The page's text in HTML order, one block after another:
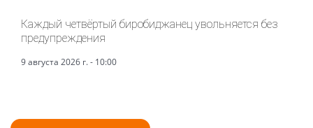
Каждый четвёртый биробиджанец увольняется без
предупреждения
9 августа 2026 г. - 10:00